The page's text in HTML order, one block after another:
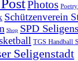
Photos
Schützenverein
Shop SPD
TGS Handball
Seligenstadt